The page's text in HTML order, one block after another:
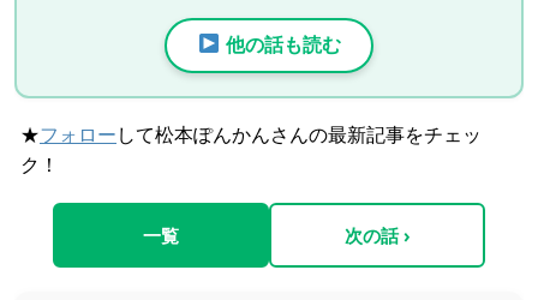
他の話も読む
★フォロー して松本ぽんかんさんの最新記事をチェッ
ク！
一覧 次の話 ›